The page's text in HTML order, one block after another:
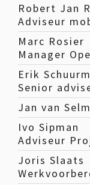
Robert Jan
Adviseur
Marc Rosier
Manager
Erik
Senior
Jan van Selm
Ivo Sipman
Adviseur
Joris Slaats